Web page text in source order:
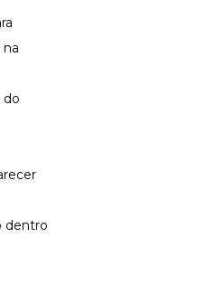
do
dentro